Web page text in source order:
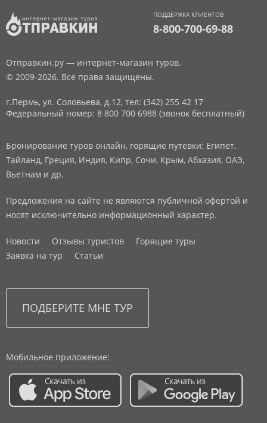
ПОДДЕРЖКА КЛИЕНТОВ
8-800-700-69-88
Отправкин.ру — интернет-магазин туров.
© 2009-2026. Все права защищены.
г.Пермь, ул. Соловьева, д.12, тел: (342) 255 42 17
Федеральный номер: 8 800 700 6988 (звонок бесплатный)
Бронирование туров онлайн, горящие путевки: Египет,
Тайланд, Греция, Индия, Кипр, Сочи, Крым, Абхазия, ОАЭ,
Вьетнам и др.
Предложения на сайте не являются публичной офертой и
носят исключительно информационный характер.
Новости Отзывы туристов
Горящие туры
Заявка на тур
Статьи
Мобильное приложение: